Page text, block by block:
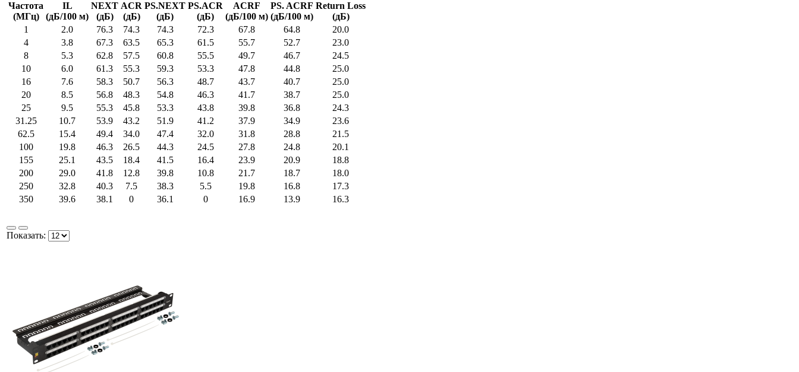
Частота
(МГц)
IL
(дБ/100 м)
NEXT
(дБ)
ACR
(дБ)
PS.NEXT
(дБ)
PS.ACR
(дБ)
ACRF
(дБ/100 м)
PS. ACRF
(дБ/100 м)
Return Loss
(дБ)
1
2.0 76.3 74.3 74.3 72.3 67.8 64.8
20.0
4
3.8 67.3 63.5 65.3 61.5 55.7 52.7
23.0
8
5.3 62.8 57.5 60.8 55.5 49.7 46.7
24.5
10
6.0 61.3 55.3 59.3 53.3 47.8 44.8
25.0
16
7.6 58.3 50.7 56.3 48.7 43.7 40.7
25.0
20
8.5 56.8 48.3 54.8 46.3 41.7 38.7
25.0
25
9.5 55.3 45.8 53.3 43.8 39.8 36.8
24.3
31.25
10.7 53.9 43.2 51.9 41.2 37.9 34.9
23.6
62.5
15.4 49.4 34.0 47.4 32.0 31.8 28.8
21.5
100
19.8 46.3 26.5 44.3 24.5 27.8 24.8
20.1
155
25.1 43.5 18.4 41.5 16.4 23.9 20.9
18.8
200
29.0 41.8 12.8 39.8 10.8 21.7 18.7
18.0
250
32.8 40.3 7.5 38.3 5.5 19.8 16.8
17.3
350
39.6 38.1 0 36.1 0 16.9 13.9 16.3
Показать: